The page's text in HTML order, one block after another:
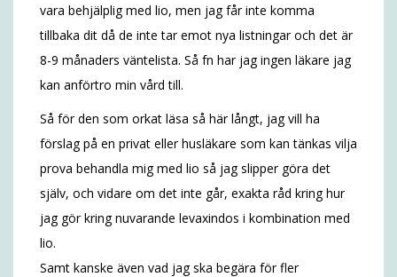
vara behjälplig med lio, men jag får inte komma
tillbaka dit då de inte tar emot nya listningar och det är
8-9 månaders väntelista. Så fn har jag ingen läkare jag
kan anförtro min vård till.
Så för den som orkat läsa så här långt, jag vill ha
förslag på en privat eller husläkare som kan tänkas vilja
prova behandla mig med lio så jag slipper göra det
själv, och vidare om det inte går, exakta råd kring hur
jag gör kring nuvarande levaxindos i kombination med
lio.
Samt kanske även vad jag ska begära för fler